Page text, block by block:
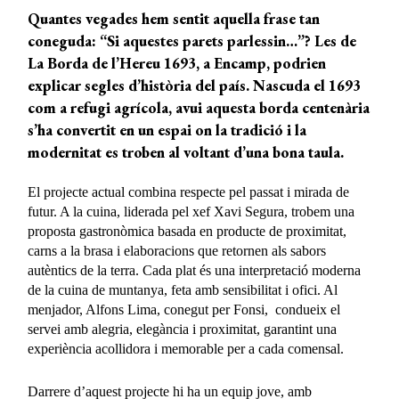
Quantes vegades hem sentit aquella frase tan
coneguda: “Si aquestes parets parlessin…”? Les de
La Borda de l’Hereu 1693, a Encamp, podrien
explicar segles d’història del país. Nascuda el 1693
com a refugi agrícola, avui aquesta borda centenària
s’ha convertit en un espai on la tradició i la
modernitat es troben al voltant d’una bona taula.
El projecte actual combina respecte pel passat i mirada de
futur. A la cuina, liderada pel xef Xavi Segura, trobem una
proposta gastronòmica basada en producte de proximitat,
carns a la brasa i elaboracions que retornen als sabors
autèntics de la terra. Cada plat és una interpretació moderna
de la cuina de muntanya, feta amb sensibilitat i ofici. Al
menjador, Alfons Lima, conegut per Fonsi, condueix el
servei amb alegria, elegància i proximitat, garantint una
experiència acollidora i memorable per a cada comensal.
Darrere d’aquest projecte hi ha un equip jove, amb